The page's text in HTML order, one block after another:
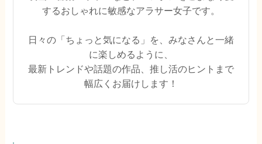
するおしゃれに敏感なアラサー女子です。
日々の「ちょっと気になる」を、みなさんと一緒
に楽しめるように、
最新トレンドや話題の作品、推し活のヒントまで
幅広くお届けします！